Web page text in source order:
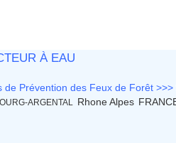
À EAU
de Prévention des Feux de Forêt >>>
ARGENTAL Rhone Alpes